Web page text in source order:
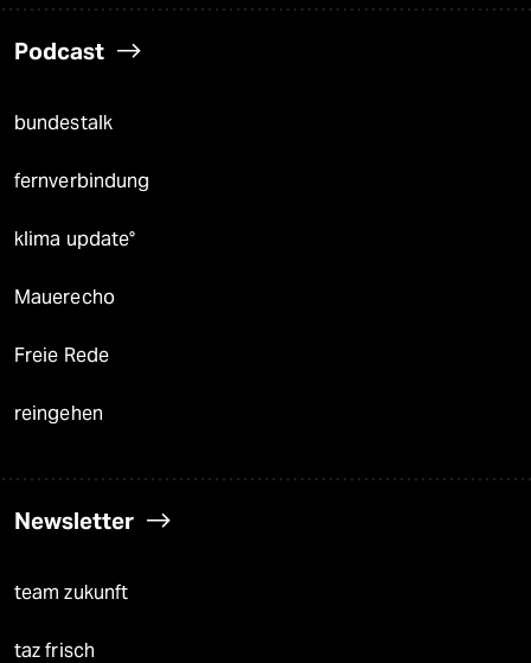
Podcast
bundestalk
fernverbindung
klima update°
Mauerecho
Freie Rede
reingehen
Newsletter
team zukunft
taz frisch